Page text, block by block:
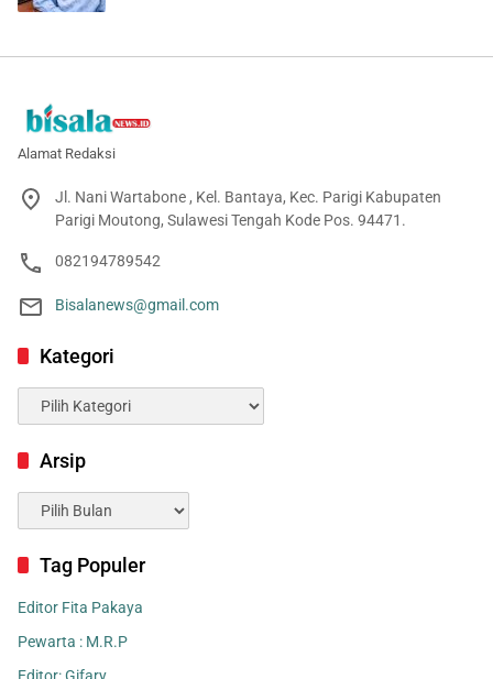
Alamat Redaksi
Jl. Nani Wartabone , Kel. Bantaya, Kec. Parigi Kabupaten
Parigi Moutong, Sulawesi Tengah Kode Pos. 94471.
082194789542
Bisalanews@gmail.com
Kategori
Kategori
Arsip
Arsip
Tag Populer
Editor Fita Pakaya
Pewarta : M.R.P
Editor: Gifary